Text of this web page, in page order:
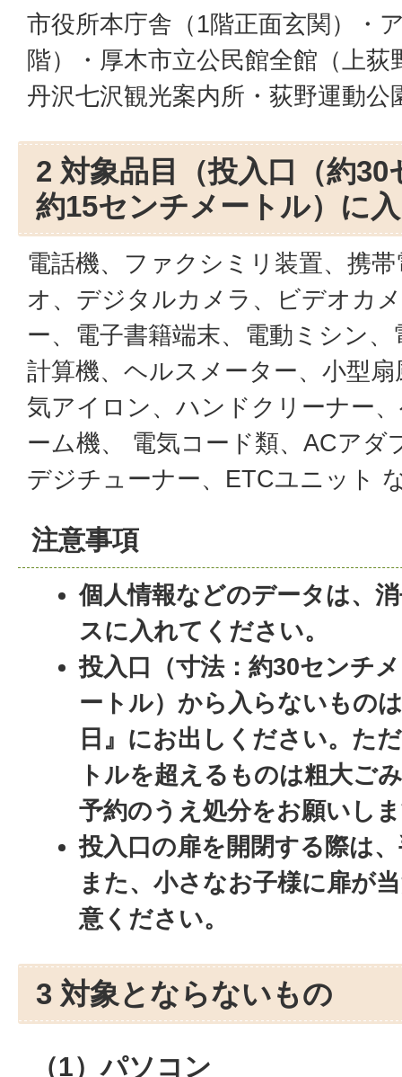
市役所本庁舎（1階正面玄関）・
階）・厚木市立公民館全館（上
丹沢七沢観光案内所・荻野運動公
2 対象品目（投入口（約
約15センチメートル）に
電話機、ファクシミリ装置、携
オ、デジタルカメラ、ビデオカ
ー、電子書籍端末、電動ミシン
計算機、ヘルスメーター、小型
気アイロン、ハンドクリーナー
ーム機、 電気コード類、ACアダ
デジチューナー、ETCユニット
注意事項
個人情報などのデータは、
スに入れてください。
投入口（寸法：約30センチ
ートル）から入らないもの
日』にお出しください。た
トルを超えるものは粗大ご
予約のうえ処分をお願いし
投入口の扉を開閉する際は
また、小さなお子様に扉が
意ください。
3 対象とならないもの
（1）パソコン